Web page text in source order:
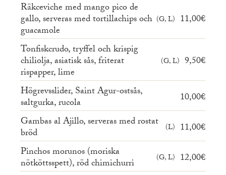
Räkceviche med mango pico de
gallo, serveras med tortillachips och
guacamole
G, L
11,00€
Tonfiskcrudo, tryffel och krispig
chiliolja, asiatisk sås, friterat
rispapper, lime
G, L
9,50€
Högrevsslider, Saint Agur-ostsås,
saltgurka, rucola
10,00€
Gambas al Ajillo, serveras med rostat
bröd L
11,00€
Pinchos morunos (moriska
nötköttsspett), röd chimichurri G, L
12,00€